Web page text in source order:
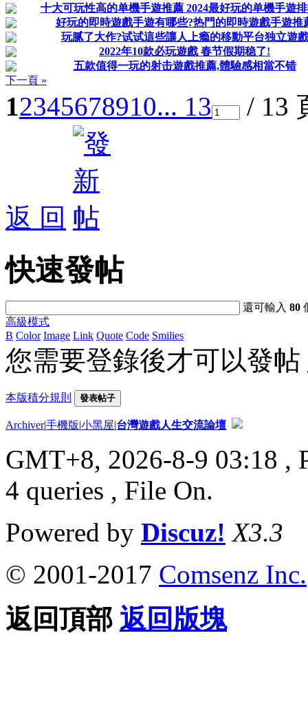
十大可玩性高的单機手遊推薦 2024最好玩的单機手遊
好玩的即時遊戲手遊有哪些?热門的即時遊戲手遊推
玩腻了大作?试试這些讓人上瘾的移動平台独立遊戲
2022年10款必玩遊戲 春节假期稳了!
五款值得一玩的射击遊戲推薦,體驗感相當不错
下一頁 »
12345678910... 13 / 13
返 回
快速發帖
還可輸入80
高級模式
B Color Image Link Quote Code Smilies
您需要登錄後才可以發帖
本版積分規則 發表帖子
Archiver|手機版|小黑屋|台灣遊戲人生交流論壇
GMT+8, 2026-8-9 03:18 ,
4 queries , File On.
Powered by Discuz! X3.3
© 2001-2017 Comsenz Inc.
返回頂部 返回版塊